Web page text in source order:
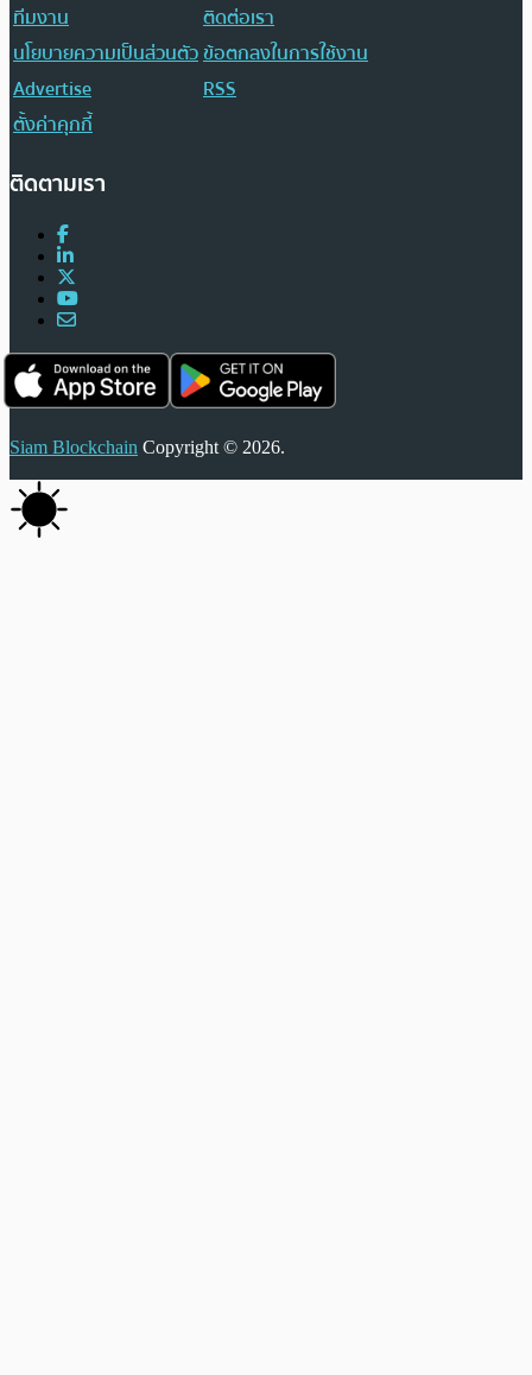
ทีมงาน
ติดต่อเรา
นโยบายความเป็นส่วนตัวข้อตกลงในการใช้งาน
Advertise
RSS
ตั้งค่าคุกกี้
ติดตามเรา
Siam Blockchain Copyright © 2026.